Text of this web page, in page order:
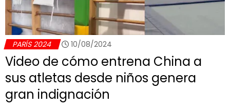
PARÍS 2024 10/08/2024
Video de cómo entrena China a
sus atletas desde niños genera
gran indignación